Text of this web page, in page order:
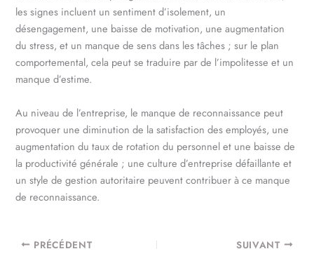
les signes incluent un sentiment d’isolement, un
désengagement, une baisse de motivation, une augmentation
du stress, et un manque de sens dans les tâches ; sur le plan
comportemental, cela peut se traduire par de l’impolitesse et un
manque d’estime.
Au niveau de l’entreprise, le manque de reconnaissance peut
provoquer une diminution de la satisfaction des employés, une
augmentation du taux de rotation du personnel et une baisse de
la productivité générale ; une culture d’entreprise défaillante et
un style de gestion autoritaire peuvent contribuer à ce manque
de reconnaissance.
PRÉCÉDENT SUIVANT